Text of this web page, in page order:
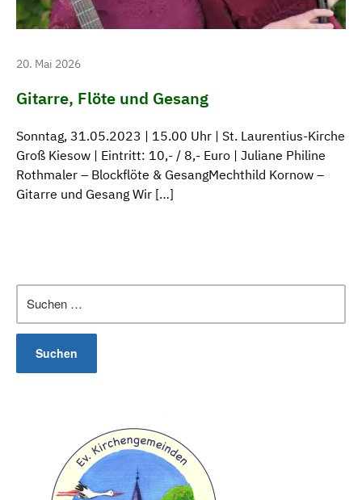
20. Mai 2026
Gitarre, Flöte und Gesang
Sonntag, 31.05.2023 | 15.00 Uhr | St. Laurentius-Kirche
Groß Kiesow | Eintritt: 10,- / 8,- Euro | Juliane Philine
Rothmaler – Blockflöte & GesangMechthild Kornow –
Gitarre und Gesang Wir […]
nach: